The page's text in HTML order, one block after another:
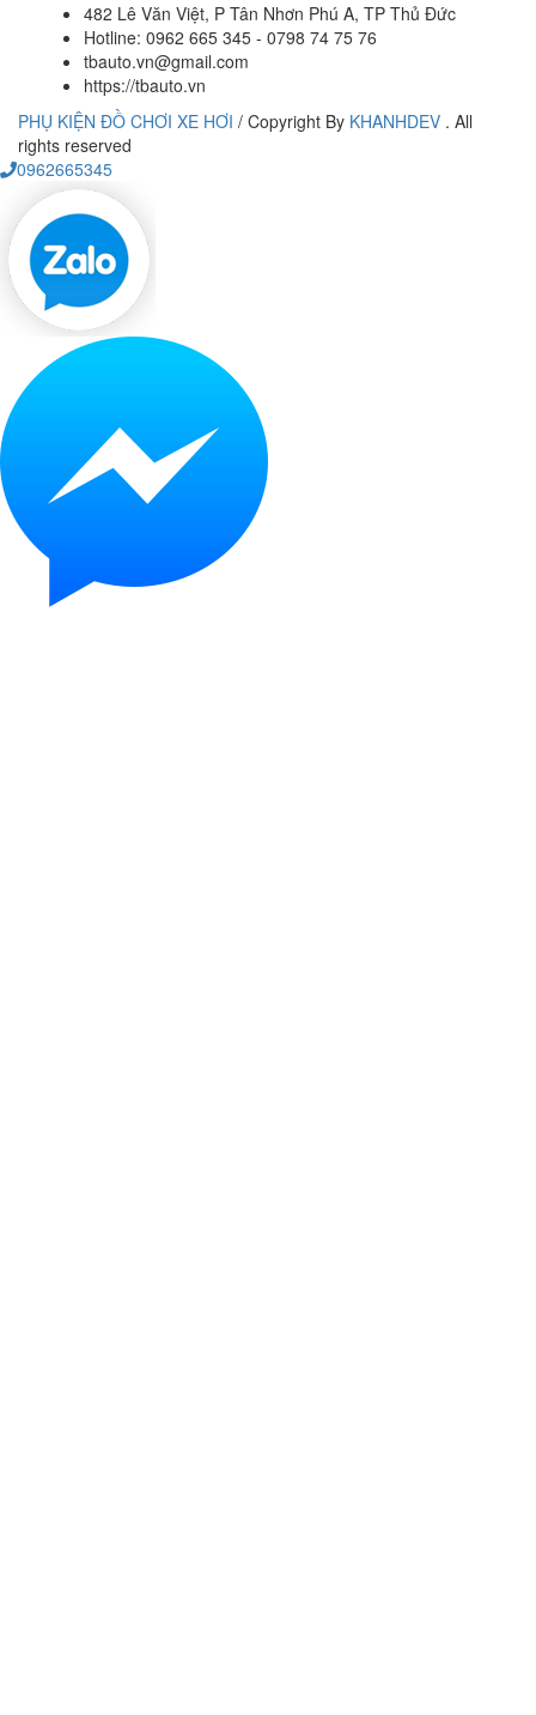
482 Lê Văn Việt, P Tân Nhơn Phú A, TP Thủ Đức
Hotline: 0962 665 345 - 0798 74 75 76
tbauto.vn@gmail.com
https://tbauto.vn
PHỤ KIỆN ĐỒ CHƠI XE HƠI / Copyright By KHANHDEV . All
rights reserved
0962665345